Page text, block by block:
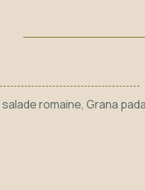
romaine, Grana